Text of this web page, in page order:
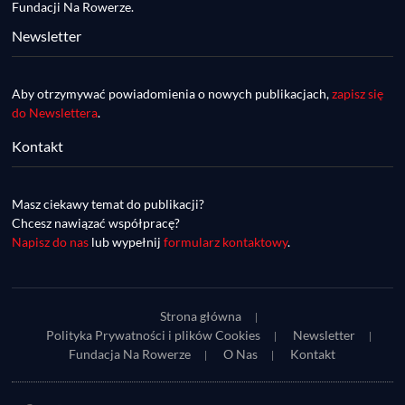
- zaprasza Mateusz Szafraniec. Dwie
samochwałki
Fundacji Na Rowerze.
Newsletter
Aby otrzymywać powiadomienia o nowych publikacjach,zapisz się
do Newslettera.
Kontakt
Masz ciekawy temat do publikacji?
Chcesz nawiązać współpracę?
Napisz do nas lub wypełnijformularz kontaktowy.
Strona główna
Polityka Prywatności i plików Cookies
Newsletter
Fundacja Na Rowerze
O Nas Kontakt